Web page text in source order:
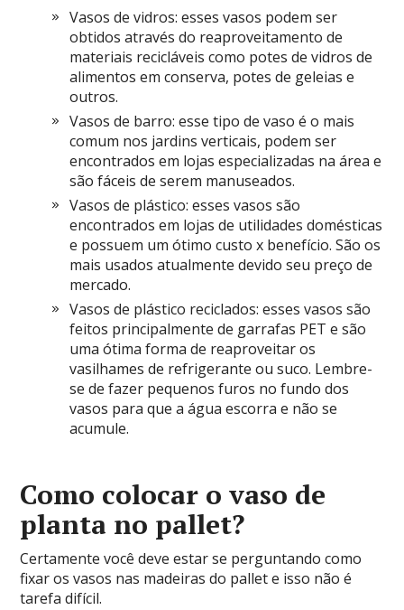
Vasos de vidros: esses vasos podem ser
obtidos através do reaproveitamento de
materiais recicláveis como potes de vidros de
alimentos em conserva, potes de geleias e
outros.
Vasos de barro: esse tipo de vaso é o mais
comum nos jardins verticais, podem ser
encontrados em lojas especializadas na área e
são fáceis de serem manuseados.
Vasos de plástico: esses vasos são
encontrados em lojas de utilidades domésticas
e possuem um ótimo custo x benefício. São os
mais usados atualmente devido seu preço de
mercado.
Vasos de plástico reciclados: esses vasos são
feitos principalmente de garrafas PET e são
uma ótima forma de reaproveitar os
vasilhames de refrigerante ou suco. Lembre-
se de fazer pequenos furos no fundo dos
vasos para que a água escorra e não se
acumule.
Como colocar o vaso de
planta no pallet?
Certamente você deve estar se perguntando como
fixar os vasos nas madeiras do pallet e isso não é
tarefa difícil.